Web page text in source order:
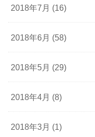
2018年7月 (16)
2018年6月 (58)
2018年5月 (29)
2018年4月 (8)
2018年3月 (1)